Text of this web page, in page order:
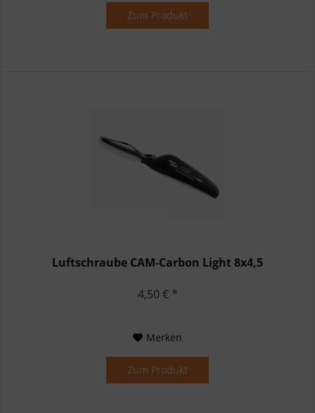
Zum Produkt
Luftschraube CAM-Carbon Light 8x4,5
4,50 € *
Merken
Zum Produkt